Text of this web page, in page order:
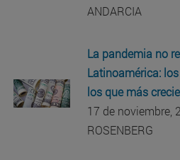
ANDARCIA
La pandemia no
Latinoamérica:
los que más
17 de noviembre,
ROSENBERG